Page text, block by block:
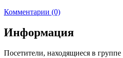
Комментарии (0)
Информация
Посетители, находящиеся в группе